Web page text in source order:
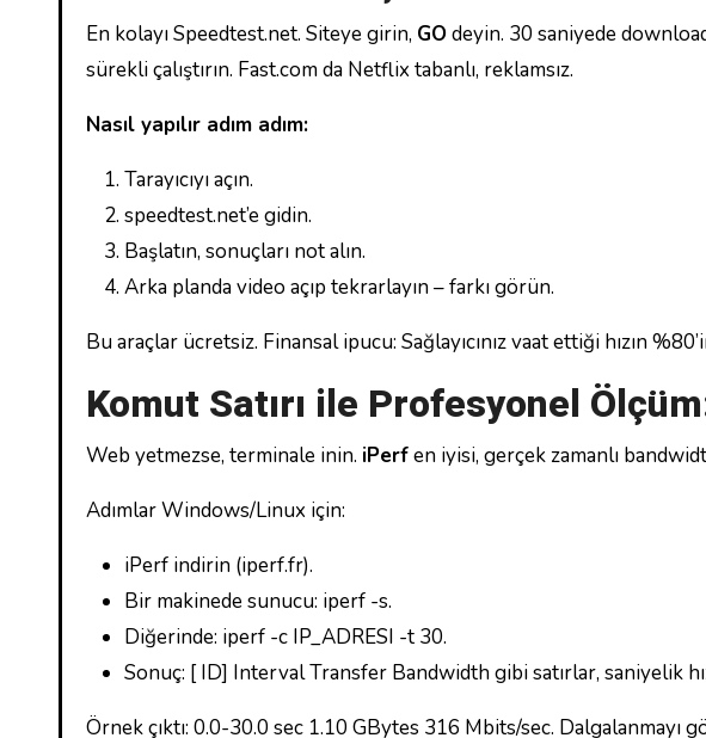
En kolayı Speedtest.net. Siteye girin, GOdeyin. 30 saniyede
sürekli çalıştırın. Fast.com da Netflix tabanlı, reklamsız.
Nasıl yapılır adım adım:
Tarayıcıyı açın.
speedtest.net’e gidin.
Başlatın, sonuçları not alın.
Arka planda video açıp tekrarlayın – farkı görün.
Bu araçlar ücretsiz. Finansal ipucu: Sağlayıcınız vaat ettiği hızın
Komut Satırı ile Profesyonel
Web yetmezse, terminale inin. iPerfen iyisi, gerçek zamanlı
Adımlar Windows/Linux için:
iPerf indirin (iperf.fr).
Bir makinede sunucu: iperf -s.
Diğerinde: iperf -c IP_ADRESI -t 30.
Sonuç: [ ID] Interval Transfer Bandwidth gibi satırlar, saniyelik
Örnek çıktı: 0.0-30.0 sec 1.10 GBytes 316 Mbits/sec. Dalgalanmayı